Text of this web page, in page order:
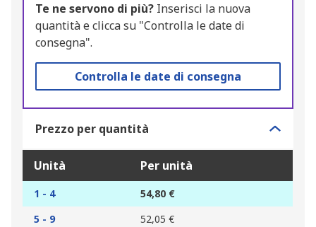
Te ne servono di più? Inserisci la nuova
quantità e clicca su "Controlla le date di
consegna".
Controlla le date di consegna
Prezzo per quantità
Unità Per unità
1 - 4
54,80 €
5 - 9
52,05 €